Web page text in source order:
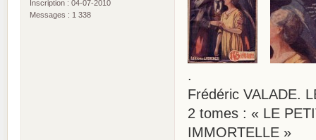
Inscription : 04-07-2010
Messages : 1 338
.
Frédéric VALADE.
2 tomes : « LE
IMMORTELLE »